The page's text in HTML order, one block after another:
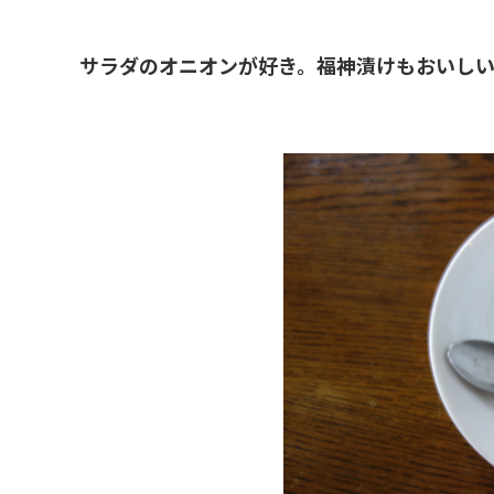
サラダのオニオンが好き。福神漬けもおいし